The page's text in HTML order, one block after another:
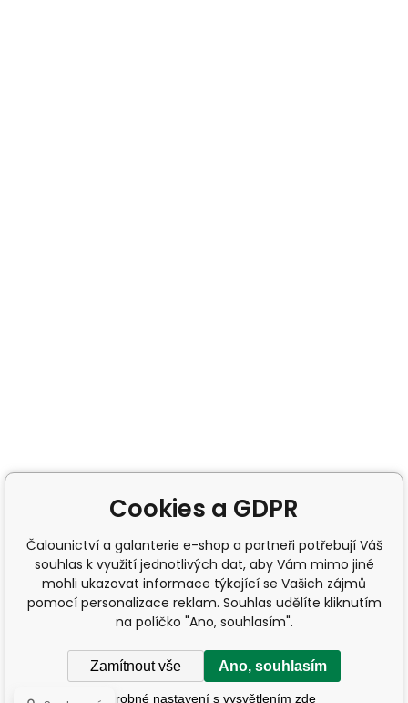
Cookies a GDPR
Čalounictví a galanterie e-shop a partneři potřebují Váš
souhlas k využití jednotlivých dat, aby Vám mimo jiné
mohli ukazovat informace týkající se Vašich zájmů
pomocí personalizace reklam. Souhlas udělíte kliknutím
na políčko "Ano, souhlasím".
Zamítnout vše Ano, souhlasím
Podrobné nastavení s vysvětlením zde